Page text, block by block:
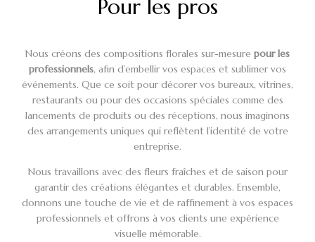
Pour les pros
Nous créons des compositions florales sur-mesure pour les
professionnels, afin d’embellir vos espaces et sublimer vos
événements. Que ce soit pour décorer vos bureaux, vitrines,
restaurants ou pour des occasions spéciales comme des
lancements de produits ou des réceptions, nous imaginons
des arrangements uniques qui reflètent l’identité de votre
entreprise.
Nous travaillons avec des fleurs fraîches et de saison pour
garantir des créations élégantes et durables. Ensemble,
donnons une touche de vie et de raffinement à vos espaces
professionnels et offrons à vos clients une expérience
visuelle mémorable.